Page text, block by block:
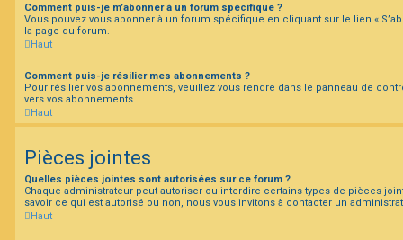
Comment puis-je m’abonner à un forum spécifique ?
Vous pouvez vous abonner à un forum spécifique en cliquant sur le lien «
la page du forum.
Haut
Comment puis-je résilier mes abonnements ?
Pour résilier vos abonnements, veuillez vous rendre dans le panneau de
vers vos abonnements.
Haut
Pièces jointes
Quelles pièces jointes sont autorisées sur ce forum ?
Chaque administrateur peut autoriser ou interdire certains types de pièces
savoir ce qui est autorisé ou non, nous vous invitons à contacter un
Haut